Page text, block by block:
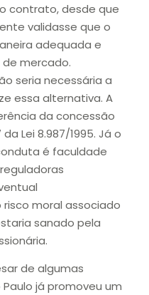
contrato, desde que
validasse que o
adequada e
mercado.
seria necessária a
essa alternativa. A
da concessão
Lei 8.987/1995. Já o
é faculdade
moral associado
sanado pela
de algumas
já promoveu um